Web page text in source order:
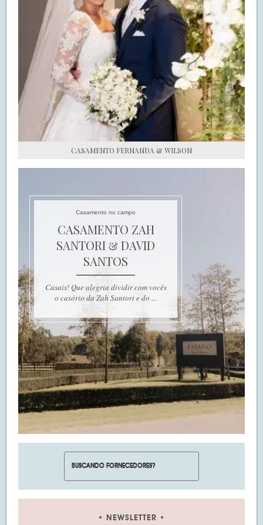
CASAMENTO FERNANDA & WILSON
Casamento no campo
CASAMENTO ZAH
SANTORI & DAVID
SANTOS
Casais! Que alegria dividir com vocês
o casório da Zah Santori e do ...
NEWSLETTER